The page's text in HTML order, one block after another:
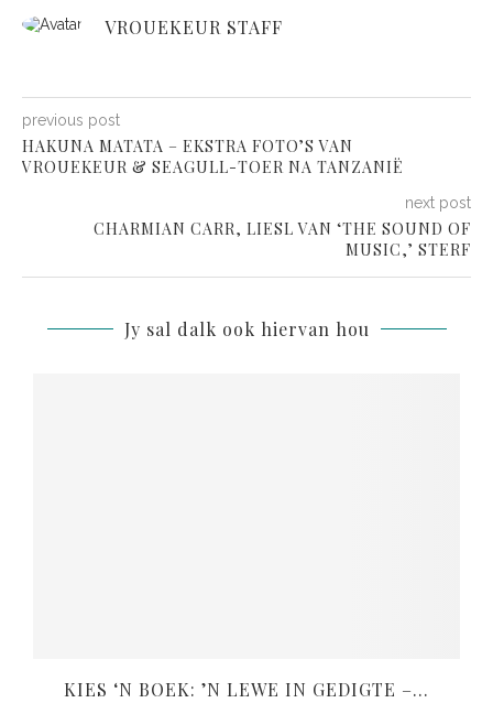
VROUEKEUR STAFF
previous post
HAKUNA MATATA – EKSTRA FOTO’S VAN
VROUEKEUR & SEAGULL-TOER NA TANZANIË
next post
CHARMIAN CARR, LIESL VAN ‘THE SOUND OF
MUSIC,’ STERF
Jy sal dalk ook hiervan hou
KIES ‘N BOEK: ’N LEWE IN GEDIGTE –...